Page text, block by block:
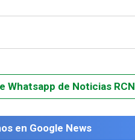
Whatsapp de Noticias RCN
en Google News